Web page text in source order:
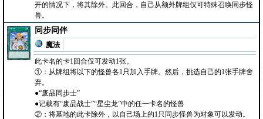
开的情况下，将其除外。此回合，自己从额外牌组仅可特殊召唤同步怪
兽。
同步同伴
魔法
此卡名的卡1回合仅可发动1张。
①：从牌组将以下的怪兽各1只加入手牌。然后，挑选自己的1张手牌舍
弃。
●“废品同步士”
●记载有“废品战士”“星尘龙”中的任一卡名的怪兽
②：将墓地的此卡除外，以自己场上的1只同步怪兽为对象可以发动。